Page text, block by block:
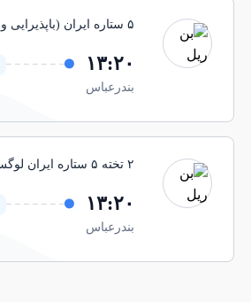
۵ ستاره ایران (باپذیرایی وشام )
۱۳:۲۰
بندرعباس
۲ تخته ۵ ستاره ایران لوگس (باپذیرایی وشام )
۱۳:۲۰
بندرعباس